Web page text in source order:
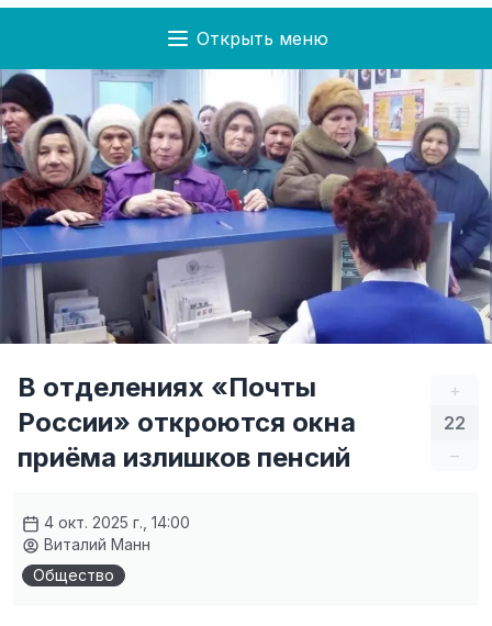
Открыть меню
+
22
–
В отделениях «Почты
России» откроются окна
приёма излишков пенсий
4 окт. 2025 г., 14:00
Виталий Манн
Общество